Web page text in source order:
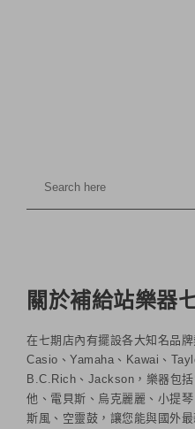
關於補給站樂器
在七期店內有擺設各大知名品
Casio、Yamaha、Kawai、
B.C.Rich、Jackson，樂器包
他、電貝斯、烏克麗麗、小提
斯風、空靈鼓，讓您能與國外